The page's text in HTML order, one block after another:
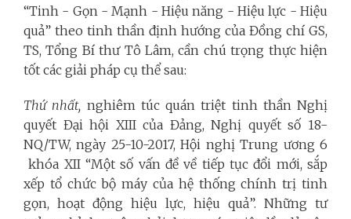
“Tinh - Gọn - Mạnh - Hiệu năng - Hiệu lực - Hiệu
quả” theo tinh thần định hướng của Đồng chí GS,
TS, Tổng Bí thư Tô Lâm, cần chú trọng thực hiện
tốt các giải pháp cụ thể sau:
Thứ nhất, nghiêm túc quán triệt tinh thần Nghị
quyết Đại hội XIII của Đảng, Nghị quyết số 18-
NQ/TW, ngày 25-10-2017, Hội nghị Trung ương 6
khóa XII “Một số vấn đề về tiếp tục đổi mới, sắp
xếp tổ chức bộ máy của hệ thống chính trị tinh
gọn, hoạt động hiệu lực, hiệu quả”. Những tư